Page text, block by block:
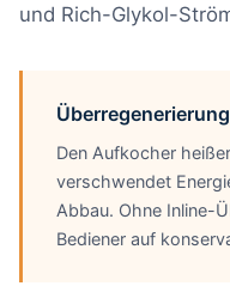
und Rich-Glykol-
Überregenerierung
Den Aufkocher
verschwendet
Abbau. Ohne Inline-
Bediener auf